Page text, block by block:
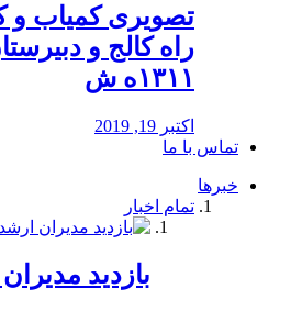
️تصویری کمیاب و
راه كالج و
۱۳۱۱ه ش
اکتبر 19, 2019
تماس با ما
خبرها
تمام اخبار
بازدید